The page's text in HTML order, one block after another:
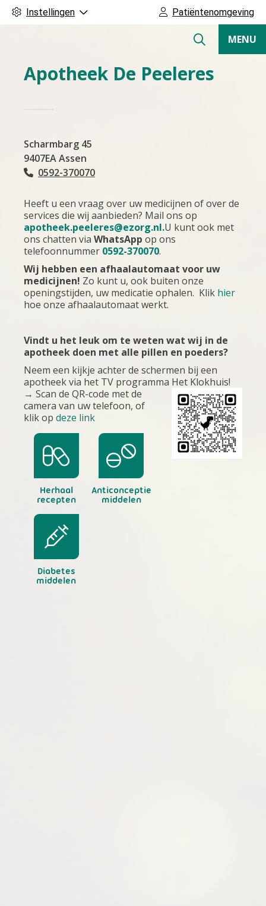
Instellingen Patiëntenomgeving
Peeleres
Hoofdmenu
MENU
Apotheek De Peeleres
Scharmbarg 45
9407EAAssen
Tel:
0592-370070
Heeft u een vraag over uw medicijnen of over de
services die wij aanbieden? Mail ons op
apotheek.peeleres@ezorg.nl.U kunt ook met
ons chatten via WhatsApp op ons
telefoonnummer 0592-370070.
Wij hebben een afhaalautomaat voor uw
medicijnen! Zo kunt u, ook buiten onze
openingstijden, uw medicatie ophalen. Klik hier
hoe onze afhaalautomaat werkt.
Vindt u het leuk om te weten wat wij in de
apotheek doen met alle pillen en poeders?
Neem een kijkje achter de schermen bij een
apotheek via het TV programma Het Klokhuis!
→ Scan de QR-code met de
camera van uw telefoon, of
klik op deze link
Herhaal
recepten
Anticonceptie
middelen
Diabetes
middelen